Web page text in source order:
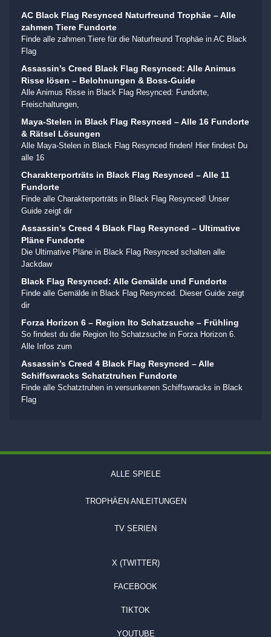
AC Black Flag Resynced Naturfreund Trophäe – Alle
zahmen Tiere Fundorte
Finde alle zahmen Tiere für die Naturfreund Trophäe in AC Black
Flag
Assassin’s Creed Black Flag Resynced: Alle Animus
Risse lösen – Belohnungen & Boss-Guide
Alle Animus Risse in Black Flag Resynced: Fundorte,
Freischaltungen,
Maya-Stelen in Black Flag Resynced – Alle 16 Fundorte
& Rätsel Lösungen
Alle Maya-Stelen in Black Flag Resynced finden! Hier findest Du
alle 16
Charakterporträts in Black Flag Resynced – Alle 11
Fundorte
Finde alle Charakterporträts in Black Flag Resynced! Unser
Guide zeigt dir
Assassin’s Creed 4 Black Flag Resynced – Ultimative
Pläne Fundorte
Die Ultimative Pläne in Black Flag Resynced schalten alle
Jackdaw
Black Flag Resynced: Alle Gemälde und Fundorte
Finde alle Gemälde in Black Flag Resynced. Dieser Guide zeigt
dir
Forza Horizon 6 – Region Ito Schatzsuche – Frühling
So findest du die Region Ito Schatzsuche in Forza Horizon 6.
Alle Infos zum
Assassin’s Creed 4 Black Flag Resynced – Alle
Schiffswracks Schatztruhen Fundorte
Finde alle Schatztruhen in versunkenen Schiffswracks in Black
Flag
ALLE SPIELE
TROPHÄEN ANLEITUNGEN
TV SERIEN
X (TWITTER)
FACEBOOK
TIKTOK
YOUTUBE